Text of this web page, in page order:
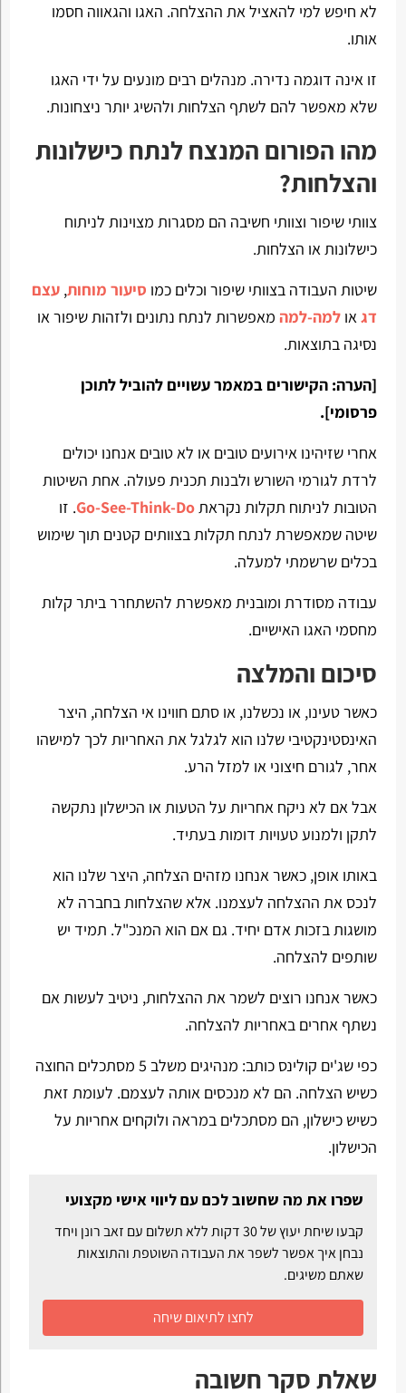
לא חיפש למי להאציל את ההצלחה. האגו והגאווה חסמו
אותו.
זו אינה דוגמה נדירה. מנהלים רבים מונעים על ידי האגו
שלא מאפשר להם לשתף הצלחות ולהשיג יותר ניצחונות.
מהו הפורום המנצח לנתח כישלונות
והצלחות?
צוותי שיפור וצוותי חשיבה הם מסגרות מצוינות לניתוח
כישלונות או הצלחות.
שיטות העבודה בצוותי שיפור וכלים כמו סיעור מוחות, עצם
דגאו למה-למהמאפשרות לנתח נתונים ולזהות שיפור או
נסיגה בתוצאות.
[הערה: הקישורים במאמר עשויים להוביל לתוכן
פרסומי].
אחרי שזיהינו אירועים טובים או לא טובים אנחנו יכולים
לרדת לגורמי השורש ולבנות תכנית פעולה. אחת השיטות
הטובות לניתוח תקלות נקראתGo-See-Think-Do. זו
שיטה שמאפשרת לנתח תקלות בצוותים קטנים תוך שימוש
בכלים שרשמתי למעלה.
עבודה מסודרת ומובנית מאפשרת להשתחרר ביתר קלות
מחסמי האגו האישיים.
סיכום והמלצה
כאשר טעינו, או נכשלנו, או סתם חווינו אי הצלחה, היצר
האינסטינקטיבי שלנו הוא לגלגל את האחריות לכך למישהו
אחר, לגורם חיצוני או למזל הרע.
אבל אם לא ניקח אחריות על הטעות או הכישלון נתקשה
לתקן ולמנוע טעויות דומות בעתיד.
באותו אופן, כאשר אנחנו מזהים הצלחה, היצר שלנו הוא
לנכס את ההצלחה לעצמנו. אלא שהצלחות בחברה לא
מושגות בזכות אדם יחיד. גם אם הוא המנכ"ל. תמיד יש
שותפים להצלחה.
כאשר אנחנו רוצים לשמר את ההצלחות, ניטיב לעשות אם
נשתף אחרים באחריות להצלחה.
כפי שג'ים קולינס כותב: מנהיגים משלב 5 מסתכלים החוצה
כשיש הצלחה. הם לא מנכסים אותה לעצמם. לעומת זאת
כשיש כישלון, הם מסתכלים במראה ולוקחים אחריות על
הכישלון.
שפרו את מה שחשוב לכם עם ליווי אישי מקצועי
קבעו שיחת יעוץ של 30 דקות ללא תשלום עם זאב רונן ויחד
נבחן איך אפשר לשפר את העבודה השוטפת והתוצאות
שאתם משיגים.
לחצו לתיאום שיחה
שאלת סקר חשובה